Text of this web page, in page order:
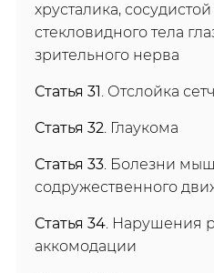
хрусталика,
стекловидного тела
зрительного нерва
Статья 31 . Отслойка
Статья 32. Глаукома
Статья 33. Болезни
содружественного
Статья 34. Нарушения
аккомодации